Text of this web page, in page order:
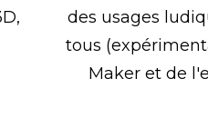
des usages
tous
Maker et de